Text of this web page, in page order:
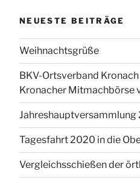
NEUESTE BEITRÄGE
Weihnachtsgrüße
BKV-Ortsverband
Kronacher Mitmachbörse
Jahreshauptversammlung
Tagesfahrt 2020 in die
Vergleichsschießen der